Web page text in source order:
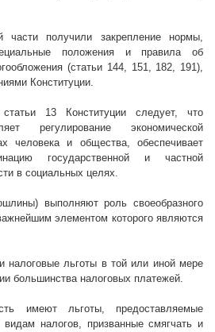
получили закрепление нормы,
положения и правила об
(статьи 144, 151, 182, 191),
Конституции.
13 Конституции следует, что
регулирование экономической
человека и общества, обеспечивает
государственной и частной
в социальных целях.
выполняют роль своеобразного
элементом которого являются
налоговые льготы в той или иной мере
большинства налоговых платежей.
имеют льготы, предоставляемые
налогов, призванные смягчать и